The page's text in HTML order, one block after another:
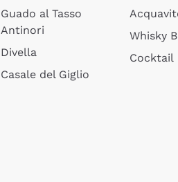
Guado al Tasso
Antinori
Divella
Casale del Giglio
Whisky
Cocktail